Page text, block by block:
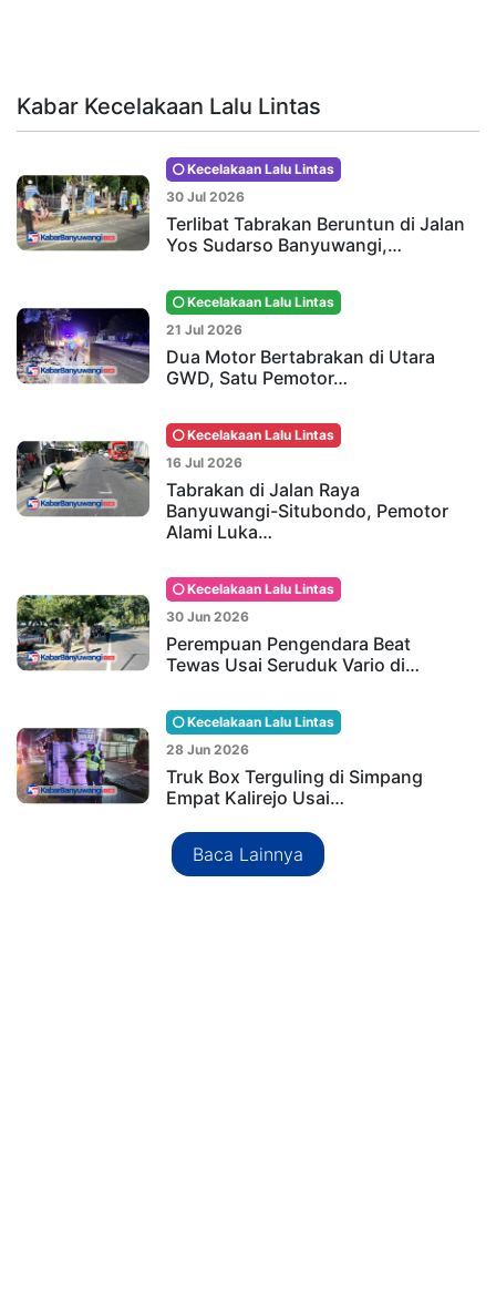
Kabar Kecelakaan Lalu Lintas
Kecelakaan Lalu Lintas
30 Jul 2026
Terlibat Tabrakan Beruntun di Jalan
Yos Sudarso Banyuwangi,…
Kecelakaan Lalu Lintas
21 Jul 2026
Dua Motor Bertabrakan di Utara
GWD, Satu Pemotor…
Kecelakaan Lalu Lintas
16 Jul 2026
Tabrakan di Jalan Raya
Banyuwangi-Situbondo, Pemotor
Alami Luka…
Kecelakaan Lalu Lintas
30 Jun 2026
Perempuan Pengendara Beat
Tewas Usai Seruduk Vario di…
Kecelakaan Lalu Lintas
28 Jun 2026
Truk Box Terguling di Simpang
Empat Kalirejo Usai…
Baca Lainnya